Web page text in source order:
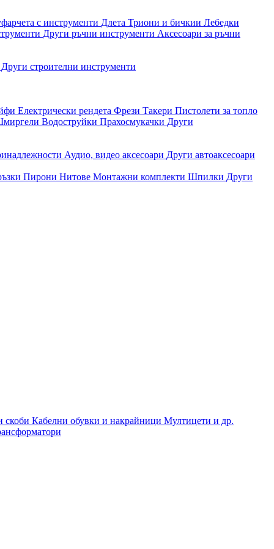
с инструменти Длета Триони и бичкии Лебедки
Други ръчни инструменти Аксесоари за ръчни
Други строителни инструменти
Електрически рендета Фрези Такери Пистолети за топло
Водоструйки Прахосмукачки Други
Аудио, видео аксесоари Други автоаксесоари
Пирони Нитове Монтажни комплекти Шпилки Други
скоби Кабелни обувки и накрайници Мултицети и др.